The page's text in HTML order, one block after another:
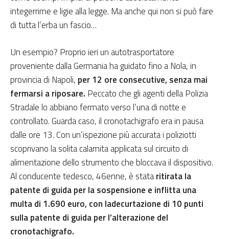
integerrime e ligie alla legge. Ma anche qui non si può fare
di tutta l’erba un fascio…
Un esempio? Proprio ieri un autotrasportatore
proveniente dalla Germania ha guidato fino a Nola, in
provincia di Napoli, per12 ore consecutive, senza mai
fermarsi a riposare. Peccato che gli agenti dellaPolizia
Stradalelo abbiano fermatoverso l’una di notte e
controllato. Guarda caso,il cronotachigrafo era in pausa
dalle ore 13. Con un’ispezione più accurata i poliziotti
scoprivano la solita calamita applicatasul circuito di
alimentazione dello strumento che bloccava il dispositivo.
Al conducente tedesco,46enne, è stataritirata la
patente di guida per la sospensione e inflittauna
multa di 1.690 euro, con ladecurtazione di 10 punti
sulla patente di guida perl’alterazione del
cronotachigrafo.